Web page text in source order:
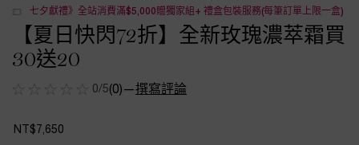
七夕獻禮》全站消費滿$5,000贈獨家組+ 禮盒包裝服務(每筆訂單上限一盒)
【夏日快閃72折】全新玫瑰濃萃霜買
30送20
0/5(0) —撰寫評論
NT$7,650